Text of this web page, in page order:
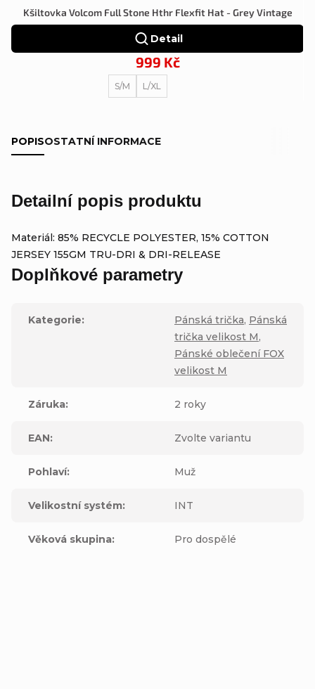
Kšiltovka Volcom Full Stone Hthr Flexfit Hat - Grey Vintage
999 Kč
Detail
S/M L/XL
POPISOSTATNÍ INFORMACE
Detailní popis produktu
Materiál: 85% RECYCLE POLYESTER, 15% COTTON
JERSEY 155GM TRU-DRI & DRI-RELEASE
Doplňkové parametry
Kategorie: Pánská trička, Pánská
trička velikost M,
Pánské oblečení FOX
velikost M
Záruka: 2 roky
EAN: Zvolte variantu
Pohlaví: Muž
Velikostní systém: INT
Věková skupina: Pro dospělé